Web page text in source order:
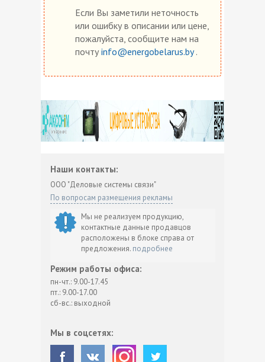
Если Вы заметили неточность
или ошибку в описании или цене,
пожалуйста, сообщите нам на
почту info@energobelarus.by.
Наши контакты:
ООО "Деловые системы связи"
По вопросам размещения рекламы
Мы не реализуем продукцию,
контактные данные продавцов
расположены в блоке справа от
предложения. подробнее
Режим работы офиса:
пн-чт.: 9.00-17.45
пт.: 9.00-17.00
сб-вс.: выходной
Мы в соцсетях: